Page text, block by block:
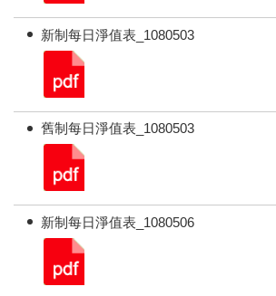
新制每日淨值表_1080503
舊制每日淨值表_1080503
新制每日淨值表_1080506